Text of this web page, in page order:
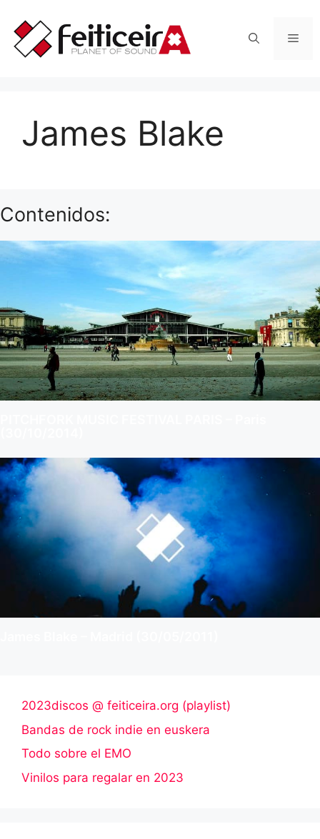
contenido
James Blake
Contenidos:
2023discos @ feiticeira.org (playlist)
Bandas de rock indie en euskera
Todo sobre el EMO
Vinilos para regalar en 2023